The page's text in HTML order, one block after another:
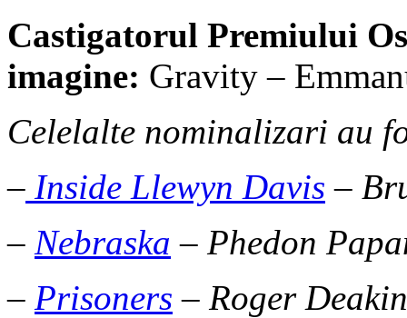
Castigatorul Premiului
imagine: Gravity –
Celelalte nominalizari au
– Inside Llewyn Davis –
– Nebraska – Phedon
– Prisoners – Roger